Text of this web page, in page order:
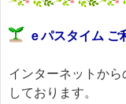
ｅパスタイム ご
インターネットから
しております。